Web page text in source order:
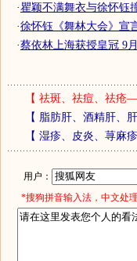
·瞿颖不满舞衣与徐怀钰
·徐怀钰《舞林大会》宣
·蔡依林上海获授皇冠 9
【 祛斑、祛痘、祛疮—
【 脂肪肝、酒精肝、
【 湿疹、皮炎、荨麻
用户：
*搜狗拼音输入法，中文处